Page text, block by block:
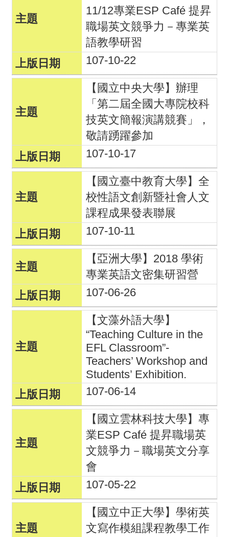
11/12專業ESP Café 提昇
職場英文競爭力－專業英
語教學研習
107-10-22
【國立中央大學】辦理
「第二屆全國大專院校科
技英文簡報演講競賽」，
敬請踴躍參加
107-10-17
【國立臺中教育大學】全
校性語文創新暨社會人文
課程成果發表聯展
107-10-11
【亞洲大學】2018 學術
專業英語文密集研習營
107-06-26
【文藻外語大學】
“Teaching Culture in the
EFL Classroom”-
Teachers’ Workshop and
Students’ Exhibition.
107-06-14
【國立雲林科技大學】專
業ESP Café 提昇職場英
文競爭力－職場英文分享
會
107-05-22
【國立中正大學】學術英
文寫作模組課程教學工作